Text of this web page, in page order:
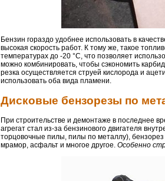
Бензин гораздо удобнее использовать в
высокая скорость работ. К тому же, такое
температурах до -20 °С, что позволяет
можно комбинировать, чтобы сэкономить
резка осуществляется струей кислорода и
использовать оба вида пламени.
Дисковые бензорезы по
При строительстве и демонтаже в последнее
агрегат стал из-за бензинового двигателя
торцовочные пилы, пилы по металлу),
мрамор, асфальт и многое другое. Особенно